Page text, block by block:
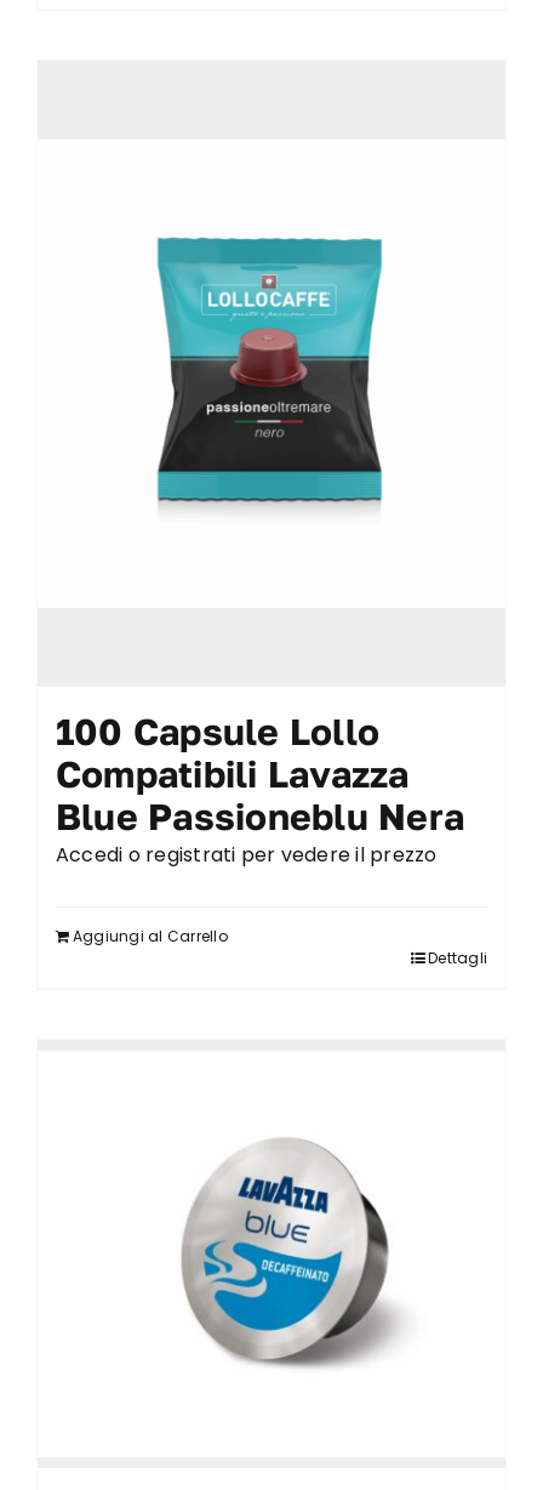
100 Capsule Lollo
Compatibili Lavazza
Blue Passioneblu Nera
Accedi o registrati per vedere il prezzo
Aggiungi al Carrello
Dettagli